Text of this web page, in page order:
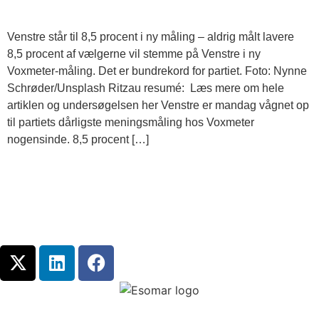
Venstre står til 8,5 procent i ny måling – aldrig målt lavere
8,5 procent af vælgerne vil stemme på Venstre i ny
Voxmeter-måling. Det er bundrekord for partiet. Foto: Nynne
Schrøder/Unsplash Ritzau resumé: Læs mere om hele
artiklen og undersøgelsen her Venstre er mandag vågnet op
til partiets dårligste meningsmåling hos Voxmeter
nogensinde. 8,5 procent […]